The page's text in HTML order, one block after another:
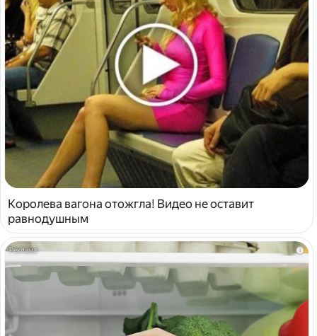
Королева вагона отожгла! Видео не оставит
равнодушным
i